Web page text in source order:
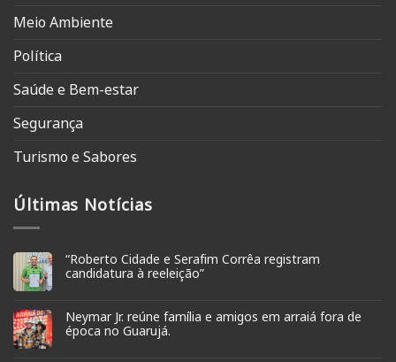
Meio Ambiente
Política
Saúde e Bem-estar
Segurança
Turismo e Sabores
Últimas Notícias
“Roberto Cidade e Serafim Corrêa registram
candidatura à reeleição”
Neymar Jr. reúne família e amigos em arraiá fora de
época no Guarujá.